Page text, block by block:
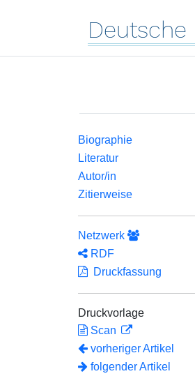
Deutsche
Biographie
Literatur
Autor/in
Zitierweise
Netzwerk
RDF
Druckfassung
Druckvorlage
Scan
vorheriger Artikel
folgender Artikel